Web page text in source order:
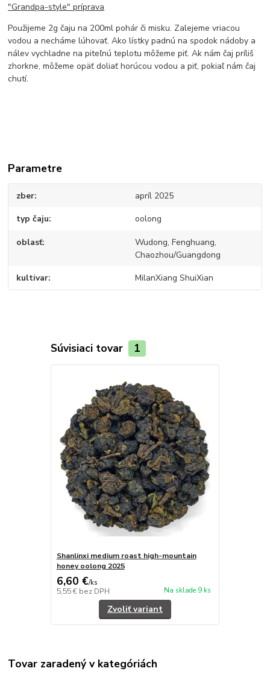
"Grandpa-style" príprava
Použijeme 2g čaju na 200ml pohár či misku. Zalejeme vriacou
vodou a necháme lúhovať. Ako lístky padnú na spodok nádoby a
nálev vychladne na piteľnú teplotu môžeme piť. Ak nám čaj príliš
zhorkne, môžeme opäť doliať horúcou vodou a piť, pokiaľ nám čaj
chutí.
Parametre
zber apríl 2025
typ čaju oolong
oblasť
Wudong, Fenghuang,
Chaozhou/Guangdong
kultivar MilanXiang ShuiXian
Súvisiaci tovar 1
Shanlinxi medium roast high-mountain
honey oolong 2025
6,60 €/ks
5,55 € bez DPH Na sklade 9 ks
Zvoliť variant
Tovar zaradený v kategóriách